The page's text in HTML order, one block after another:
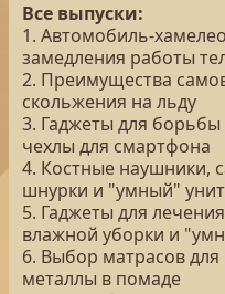
Все выпуски:
1. Автомобиль-
замедления работы
2. Преимущества
скольжения на льду
3. Гаджеты для
чехлы для смартфона
4. Костные наушники,
шнурки и "умный"
5. Гаджеты для
влажной уборки и
6. Выбор матрасов
металлы в помаде